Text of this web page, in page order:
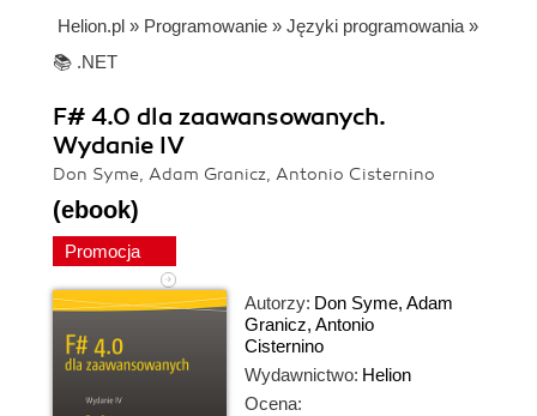
Helion.pl » Programowanie » Języki programowania »
📚 .NET
F# 4.0 dla zaawansowanych.
Wydanie IV
Don Syme, Adam Granicz, Antonio Cisternino
(ebook)
Promocja
Autorzy: Don Syme, Adam
Granicz, Antonio
Cisternino
Wydawnictwo: Helion
Ocena: